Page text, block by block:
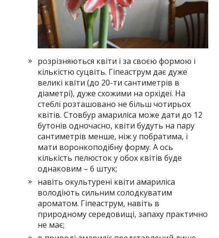
розрізняються квіти і за своєю формою і
кількістю суцвіть. Гіпеаструм дає дуже
великі квіти (до 20-ти сантиметрів в
діаметрі), дуже схожими на орхідеї. На
стеблі розташовано не більш чотирьох
квітів. Стовбур амариліса може дати до 12
бутонів одночасно, квіти будуть на пару
сантиметрів менше, ніж у побратима, і
мати воронкоподібну форму. А ось
кількість пелюсток у обох квітів буде
однаковим – 6 штук;
навіть окультурені квіти амариліса
володіють сильним солодкуватим
ароматом. Гіпеаструм, навіть в
природному середовищі, запаху практично
не має;